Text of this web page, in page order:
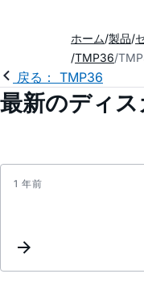
ホーム 製品
TMP36
戻る： TMP36
最新のディ
1 年前